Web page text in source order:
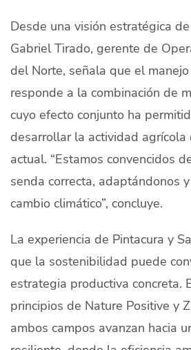
Desde una visión estratégica
Gabriel Tirado, gerente de
del Norte, señala que el
responde a la combinación de
cuyo efecto conjunto ha
desarrollar la actividad agrícola
actual. “Estamos convencidos
senda correcta, adaptándonos
cambio climático”, concluye.
La experiencia de Pintacura y
que la sostenibilidad puede
estrategia productiva concreta.
principios de Nature Positive y
ambos campos avanzan hacia